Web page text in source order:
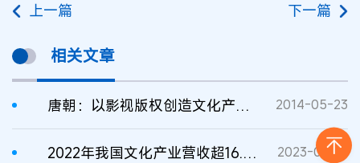
上一篇 下一篇
相关文章
唐朝：以影视版权创造文化产业奇迹 2014-05-23
2022年我国文化产业营收超16.5万亿元 2023-07-12